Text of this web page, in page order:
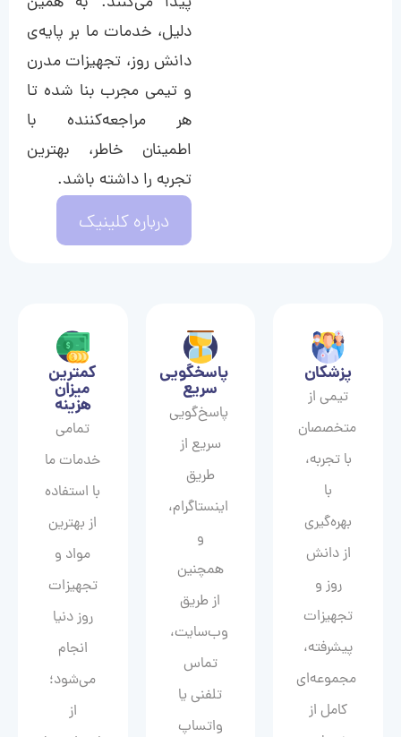
دلیل، خدمات ما بر پایه‌ی
دانش روز، تجهیزات مدرن
و تیمی مجرب بنا شده تا
هر مراجعه‌کننده با
اطمینان خاطر، بهترین
تجربه را داشته باشد.
درباره کلینیک
پزشکان
تیمی از
متخصصان
با تجربه،
با
بهره‌گیری
از دانش
روز و
تجهیزات
پیشرفته،
مجموعه‌ای
کامل از
پاسخگویی
سریع
پاسخ‌گویی
سریع از
طریق
اینستاگرام،
و
همچنین
از طریق
وب‌سایت،
تماس
تلفنی یا
واتساپ
کمترین
میزان
هزینه
تمامی
خدمات ما
با استفاده
از بهترین
مواد و
تجهیزات
روز دنیا
انجام
می‌شود؛
از